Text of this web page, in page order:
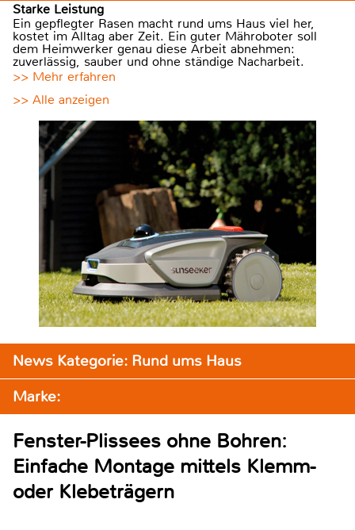
Starke Leistung
Ein gepflegter Rasen macht rund ums Haus viel her,
kostet im Alltag aber Zeit. Ein guter Mähroboter soll
dem Heimwerker genau diese Arbeit abnehmen:
zuverlässig, sauber und ohne ständige Nacharbeit.
>> Mehr erfahren
>> Alle anzeigen
News Kategorie: Rund ums Haus
Marke:
Fenster-Plissees ohne Bohren:
Einfache Montage mittels Klemm-
oder Klebeträgern